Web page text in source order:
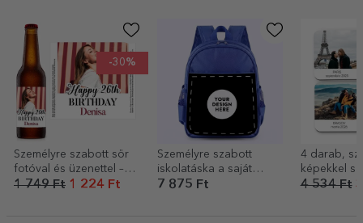
-30%
Személyre szabott sör
fotóval és üzenettel –
Boldog születésnapot!
1 749 Ft 1 224 Ft
Személyre szabott
iskolatáska a saját
grafikáddal
7 875 Ft
4 darab,
képekkel
szabott
4 534 Ft3